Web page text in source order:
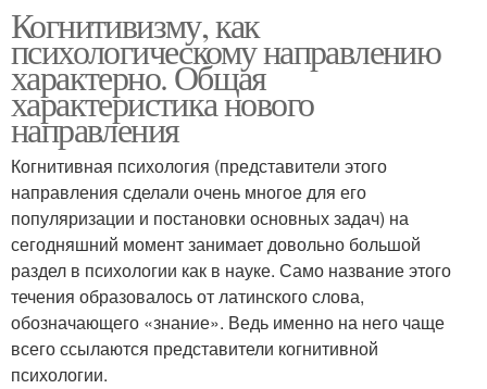
Когнитивизму, как
психологическому направлению
характерно. Общая
характеристика нового
направления
Когнитивная психология (представители этого
направления сделали очень многое для его
популяризации и постановки основных задач) на
сегодняшний момент занимает довольно большой
раздел в психологии как в науке. Само название этого
течения образовалось от латинского слова,
обозначающего «знание». Ведь именно на него чаще
всего ссылаются представители когнитивной
психологии.